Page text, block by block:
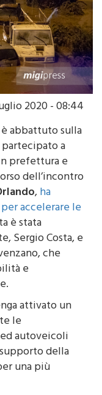
2020 - 08:44
abbattuto sulla
a
prefettura e
dell’incontro
,ha
per accelerare le
è stata
Costa, e
che
e
attivato un
le
autoveicoli
della
una più